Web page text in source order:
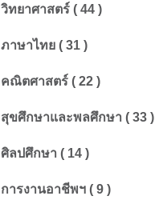
วิทยาศาสตร์ ( 44 )
ภาษาไทย ( 31 )
คณิตศาสตร์ ( 22 )
สุขศึกษาและพลศึกษา ( 33 )
ศิลปศึกษา ( 14 )
การงานอาชีพฯ ( 9 )